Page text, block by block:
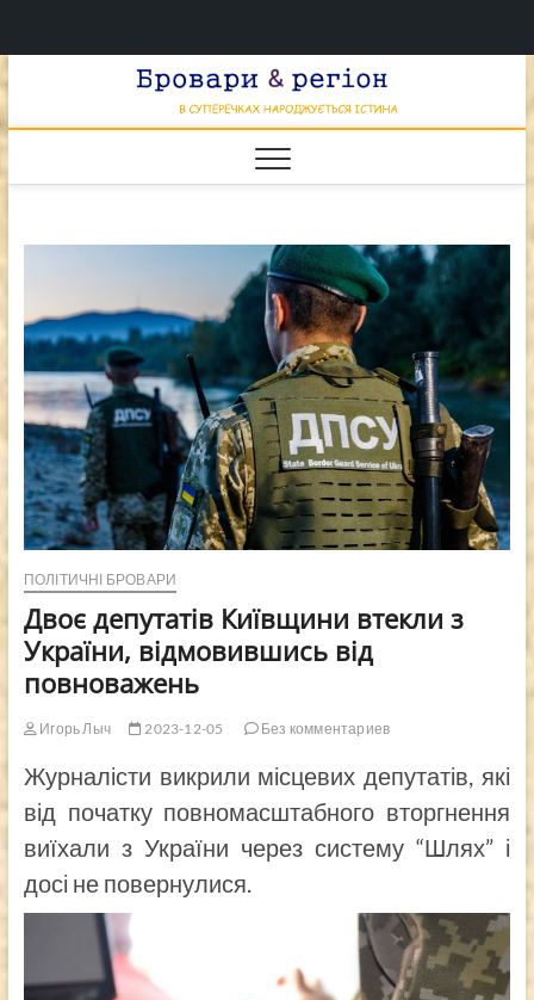
к
НАРОДЖУЄТЬСЯ
ПОЛІТИЧНІ БРОВАРИ
Двоє депутатів Київщини втекли з
України, відмовившись від
повноважень
Игорь Лыч 2023-12-05 Без комментариев
Журналісти викрили місцевих депутатів, які
від початку повномасштабного вторгнення
виїхали з України через систему “Шлях” і
досі не повернулися.